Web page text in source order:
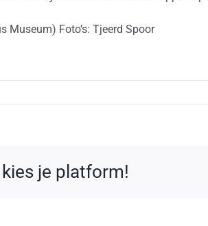
Museum) Foto’s: Tjeerd Spoor
je platform!